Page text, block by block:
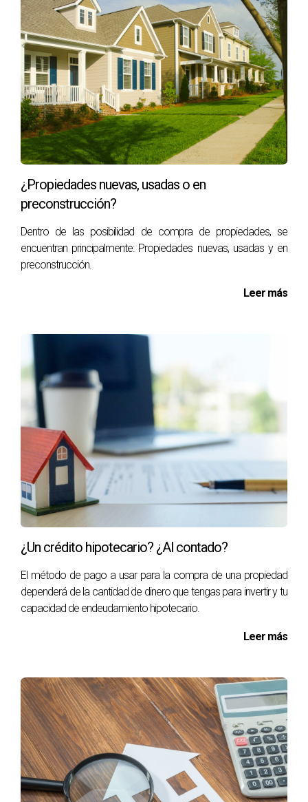
¿Propiedades nuevas, usadas o en
preconstrucción?
Dentro de las posibilidad de compra de propiedades, se
encuentran principalmente: Propiedades nuevas, usadas y en
preconstrucción.
Leer más
¿Un crédito hipotecario? ¿Al contado?
El método de pago a usar para la compra de una propiedad
dependerá de la cantidad de dinero que tengas para invertir y tu
capacidad de endeudamiento hipotecario.
Leer más